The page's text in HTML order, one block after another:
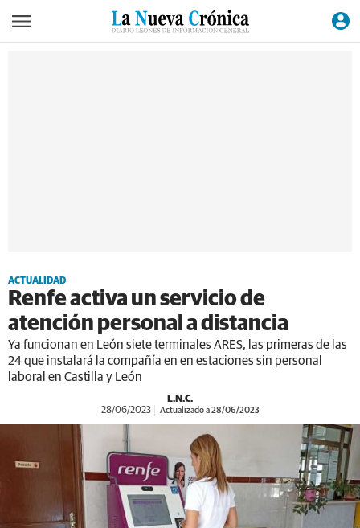
ACTUALIDAD
Renfe activa un servicio de
atención personal a distancia
Ya funcionan en León siete terminales ARES, las primeras de las
24 que instalará la compañía en en estaciones sin personal
laboral en Castilla y León
L.N.C.
28/06/2023 Actualizado a 28/06/2023